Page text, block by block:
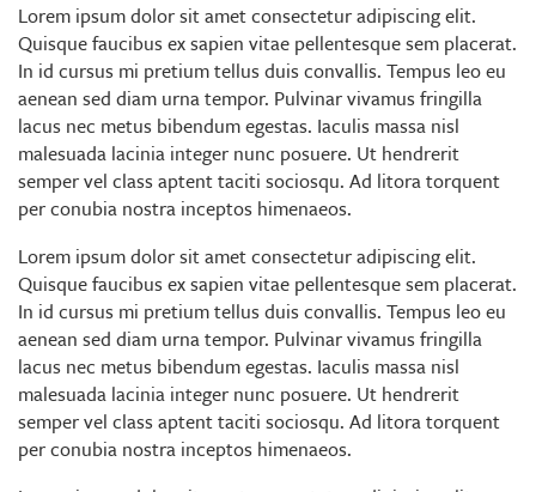
Lorem ipsum dolor sit amet consectetur adipiscing elit.
Quisque faucibus ex sapien vitae pellentesque sem placerat.
In id cursus mi pretium tellus duis convallis. Tempus leo eu
aenean sed diam urna tempor. Pulvinar vivamus fringilla
lacus nec metus bibendum egestas. Iaculis massa nisl
malesuada lacinia integer nunc posuere. Ut hendrerit
semper vel class aptent taciti sociosqu. Ad litora torquent
per conubia nostra inceptos himenaeos.
Lorem ipsum dolor sit amet consectetur adipiscing elit.
Quisque faucibus ex sapien vitae pellentesque sem placerat.
In id cursus mi pretium tellus duis convallis. Tempus leo eu
aenean sed diam urna tempor. Pulvinar vivamus fringilla
lacus nec metus bibendum egestas. Iaculis massa nisl
malesuada lacinia integer nunc posuere. Ut hendrerit
semper vel class aptent taciti sociosqu. Ad litora torquent
per conubia nostra inceptos himenaeos.